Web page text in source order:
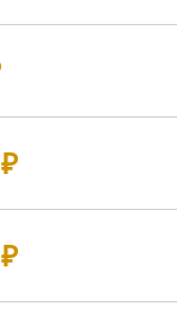
₽
₽